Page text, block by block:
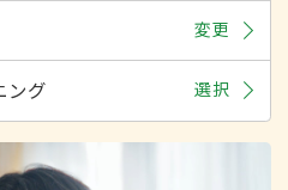
変更
ング 選択